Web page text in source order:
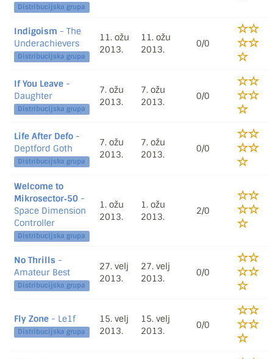
Distribucijska grupa
Indigoism - The
Underachievers
Distribucijska grupa
11. ožu
2013.
11. ožu
2013.
0/0
If You Leave -
Daughter
Distribucijska grupa
7. ožu
2013.
7. ožu
2013.
0/0
Life After Defo -
Deptford Goth
Distribucijska grupa
7. ožu
2013.
7. ožu
2013.
0/0
Welcome to
Mikrosector‐50 -
Space Dimension
Controller
Distribucijska grupa
1. ožu
2013.
1. ožu
2013.
2/0
No Thrills -
Amateur Best
Distribucijska grupa
27. velj
2013.
27. velj
2013.
0/0
Fly Zone - Le1f
Distribucijska grupa
15. velj
2013.
15. velj
2013.
0/0